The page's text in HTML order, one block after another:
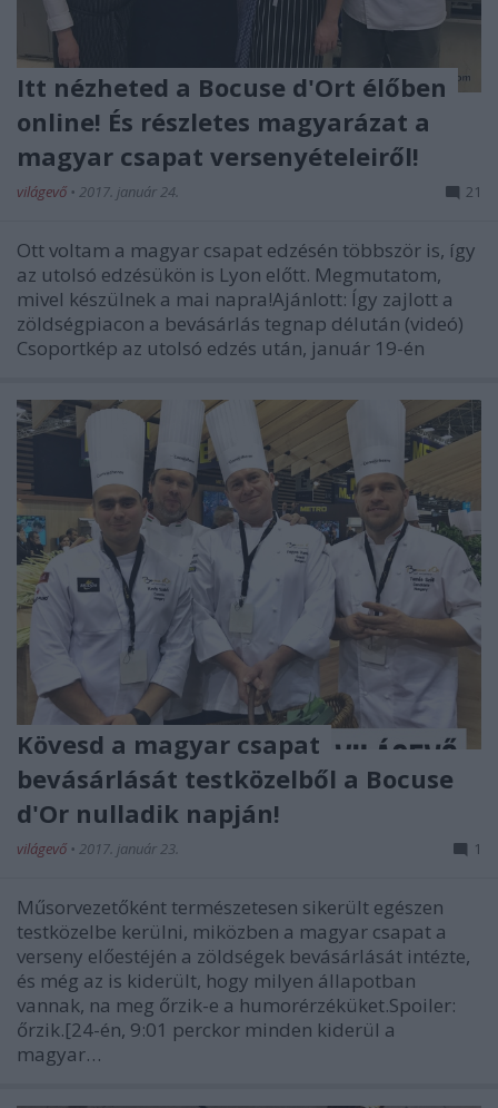
Itt nézheted a Bocuse d'Ort élőben
online! És részletes magyarázat a
magyar csapat versenyételeiről!
világevő • 2017. január 24. 21
Ott voltam a magyar csapat edzésén többször is, így
az utolsó edzésükön is Lyon előtt. Megmutatom,
mivel készülnek a mai napra!Ajánlott: Így zajlott a
zöldségpiacon a bevásárlás tegnap délután (videó)
Csoportkép az utolsó edzés után, január 19-én
Kövesd a magyar csapat
bevásárlását testközelből a Bocuse
d'Or nulladik napján!
világevő • 2017. január 23. 1
Műsorvezetőként természetesen sikerült egészen
testközelbe kerülni, miközben a magyar csapat a
verseny előestéjén a zöldségek bevásárlását intézte,
és még az is kiderült, hogy milyen állapotban
vannak, na meg őrzik-e a humorérzéküket.Spoiler:
őrzik.[24-én, 9:01 perckor minden kiderül a
magyar…